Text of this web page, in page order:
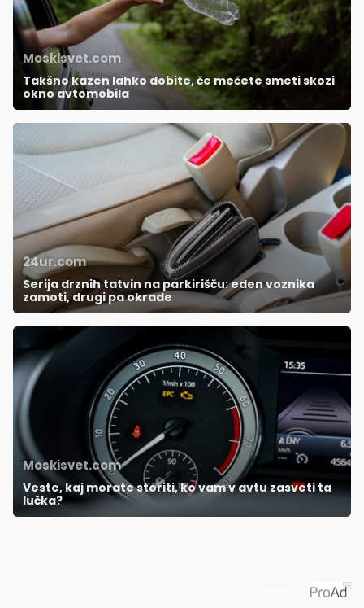
Moskisvet.com
Takšno kazen lahko dobite, če mečete smeti skozi
okno avtomobila
24ur.com
Serija drznih tatvin na parkirišču: eden voznika
zamoti, drugi pa okrade
Moskisvet.com
Veste, kaj morate storiti, ko vam v avtu zasveti ta
lučka?